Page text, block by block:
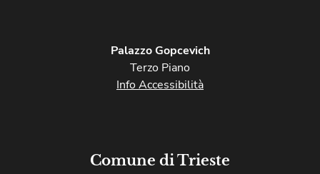
Palazzo Gopcevich
Terzo Piano
Info Accessibilità
Comune di Trieste